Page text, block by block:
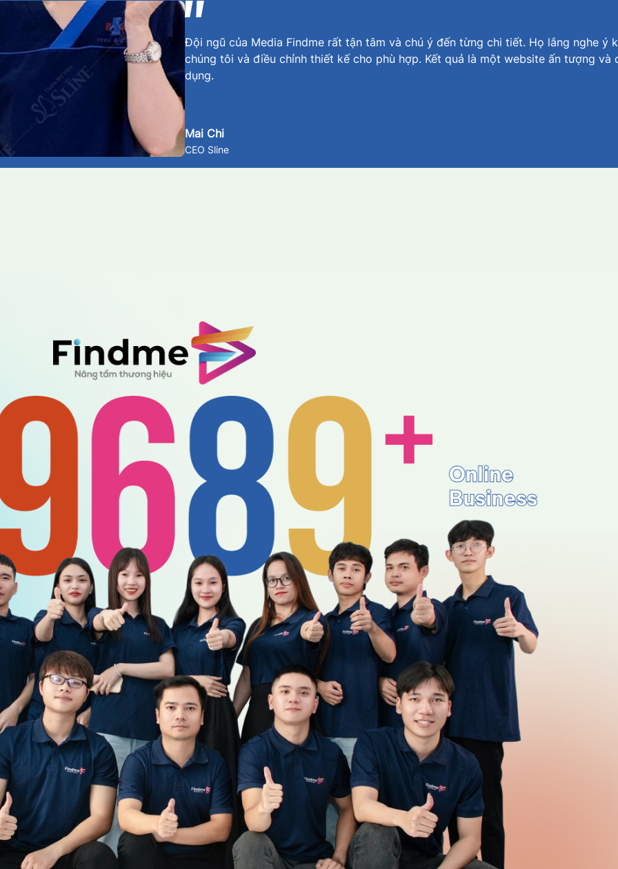
Đội ngũ của Media Findme rất tận tâm và chú ý đến từng chi tiết. Họ lắng nghe ý
chúng tôi và điều chỉnh thiết kế cho phù hợp. Kết quả là một website ấn tượng và
dụng.
Mai Chi
CEO Sline